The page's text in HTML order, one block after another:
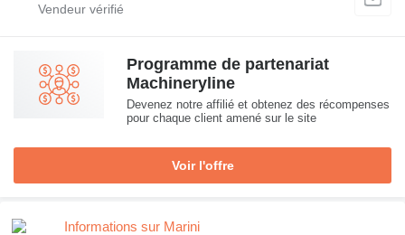
Programme de partenariat
Machineryline
Devenez notre affilié et obtenez des récompenses
pour chaque client amené sur le site
Voir l'offre
Informations sur Marini